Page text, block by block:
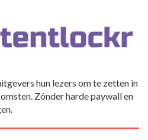
hun lezers om te zetten in
Zónder harde paywall en